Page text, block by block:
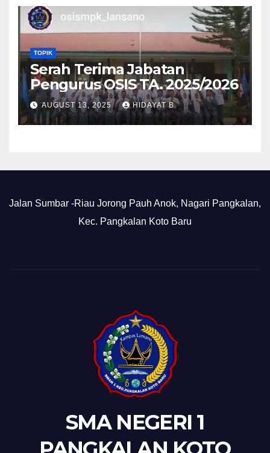
TOPIK
Serah Terima Jabatan
Pengurus OSIS TA. 2025/2026
AUGUST 13, 2025 HIDAYAT B
Jalan Sumbar -Riau Jorong Pauh Anok, Nagari Pangkalan,
Kec. Pangkalan Koto Baru
SMA NEGERI 1